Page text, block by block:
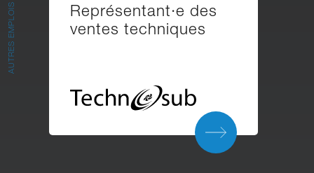
AUTRES EMPLOIS
Représentant·e des
ventes techniques